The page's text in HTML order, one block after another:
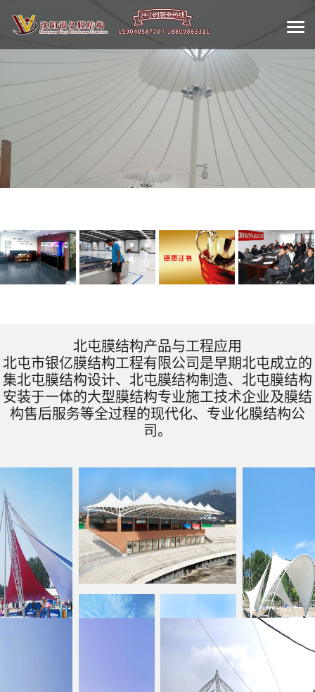
北屯膜结构产品与工程应用
北屯市银亿膜结构工程有限公司是早期北屯成立的
集北屯膜结构设计、北屯膜结构制造、北屯膜结构
安装于一体的大型膜结构专业施工技术企业及膜结
构售后服务等全过程的现代化、专业化膜结构公
司。